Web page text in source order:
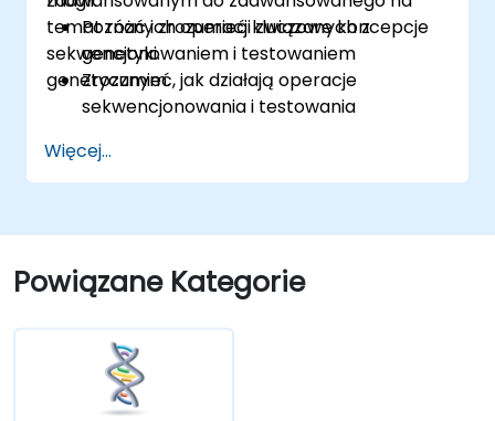
temat różnych operacji związanych z
sekwencjonowaniem i testowaniem
genetycznym.
Poznać i zrozumieć kluczowe koncepcje
genetyki.
Zrozumieć, jak działają operacje
sekwencjonowania i testowania
Więcej...
Powiązane Kategorie